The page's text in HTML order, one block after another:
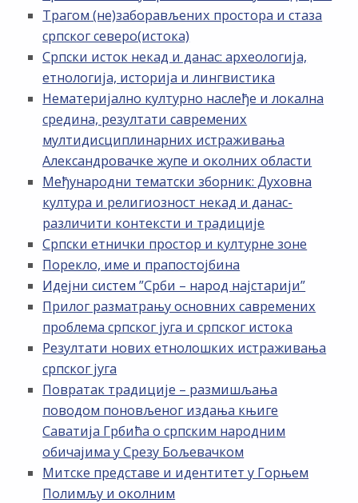
Трагом (не)заборављених простора и стаза
српског северо(истока)
Српски исток некад и данас: археологија,
етнологија, историја и лингвистика
Нематеријално културно наслеђе и локална
средина, резултати савремених
мултидисциплинарних истраживања
Александровачке жупе и околних области
Међународни тематски зборник: Духовна
култура и религиозност некад и данас-
различити контексти и традиције
Српски етнички простор и културне зоне
Порекло, име и прапостојбина
Идејни систем ”Срби – народ најстарији”
Прилог разматрању основних савремених
проблема српског југа и српског истока
Резултати нових етнолошких истраживања
српског југа
Повратак традиције – размишљања
поводом поновљеног издања књиге
Саватија Грбића о српским народним
обичајима у Срезу Бољевачком
Митске представе и идентитет у Горњем
Полимљу и околним